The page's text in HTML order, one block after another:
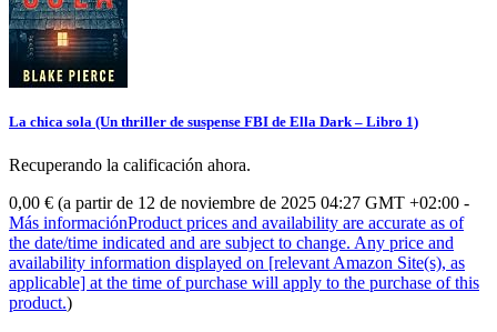
La chica sola (Un thriller de suspense FBI de Ella Dark – Libro 1)
Recuperando la calificación ahora.
0,00 € (a partir de 12 de noviembre de 2025 04:27 GMT +02:00 -
Más informaciónProduct prices and availability are accurate as of
the date/time indicated and are subject to change. Any price and
availability information displayed on [relevant Amazon Site(s), as
applicable] at the time of purchase will apply to the purchase of this
product.)